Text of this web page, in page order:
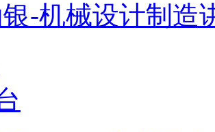
-机械设计制造